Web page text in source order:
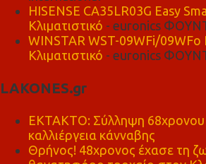
HISENSE CA35LR03G Easy
Κλιματιστικό - euronics
WINSTAR WST-09WFi/
Κλιματιστικό - euronics
LAKONES.gr
ΕΚΤΑΚΤΟ: Σύλληψη 68χρονου
καλλιέργεια κάνναβης
Θρήνος! 48χρονος έχασε τη